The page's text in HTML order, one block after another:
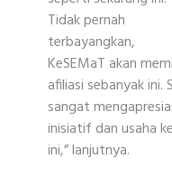
Tidak pernah
terbayangkan,
KeSEMaT akan
afiliasi sebanyak ini.
sangat
inisiatif dan usaha
ini,” lanjutnya.